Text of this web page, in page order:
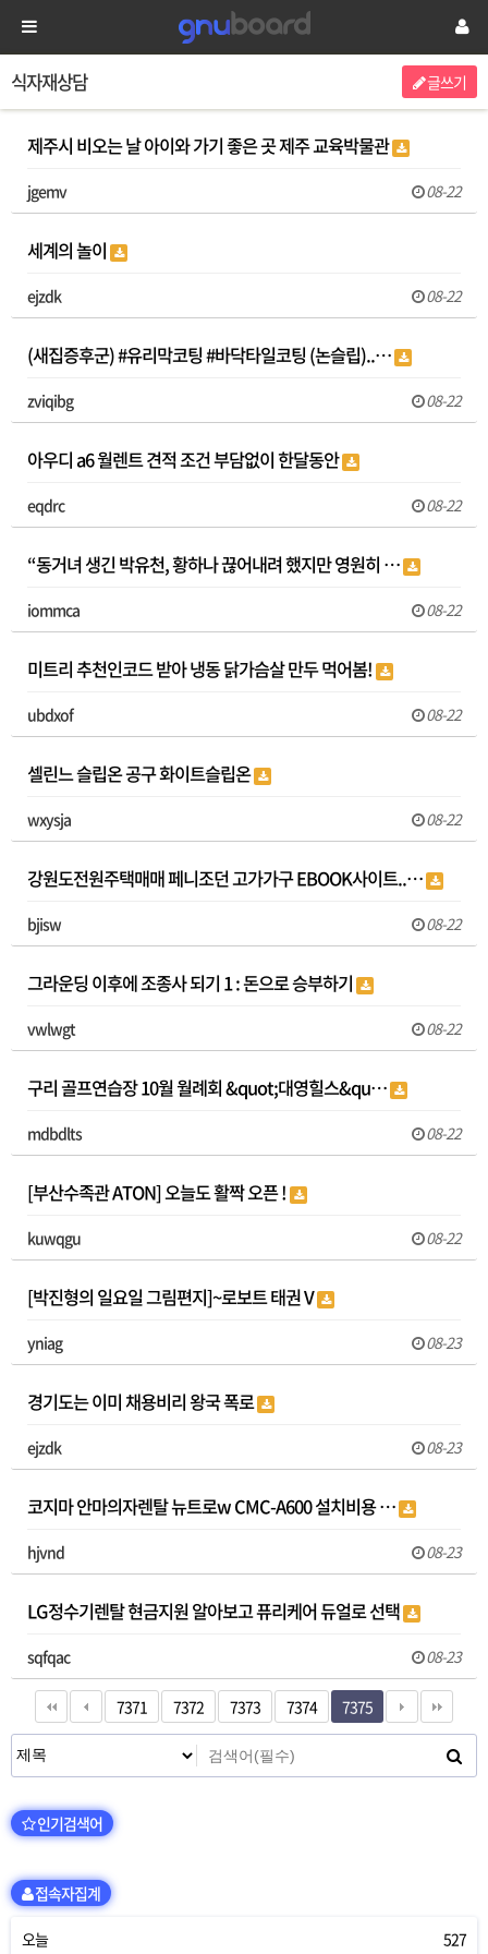
식자재상담 글쓰기
제주시 비오는 날 아이와 가기 좋은 곳 제주 교육박물관
jgemv 08-22
세계의 놀이
ejzdk 08-22
(새집증후군) #유리막코팅 #바닥타일코팅 (논슬립)..…
zviqibg 08-22
아우디 a6 월렌트 견적 조건 부담없이 한달동안
eqdrc 08-22
“동거녀 생긴 박유천, 황하나 끊어내려 했지만 영원히 …
iommca 08-22
미트리 추천인코드 받아 냉동 닭가슴살 만두 먹어봄!
ubdxof 08-22
셀린느 슬립온 공구 화이트슬립온
wxysja 08-22
강원도전원주택매매 페니조던 고가가구 EBOOK사이트..…
bjisw 08-22
그라운딩 이후에 조종사 되기 1 : 돈으로 승부하기
vwlwgt 08-22
구리 골프연습장 10월 월례회 &quot;대영힐스&qu…
mdbdlts 08-22
[부산수족관 ATON] 오늘도 활짝 오픈 !
kuwqgu 08-22
[박진형의 일요일 그림편지]~로보트 태권 V
yniag 08-23
경기도는 이미 채용비리 왕국 폭로
ejzdk 08-23
코지마 안마의자렌탈 뉴트로w CMC-A600 설치비용 …
hjvnd 08-23
LG정수기렌탈 현금지원 알아보고 퓨리케어 듀얼로 선택
sqfqac 08-23
7371 7372 7373 7374 7375
인기검색어
접속자집계
오늘
527